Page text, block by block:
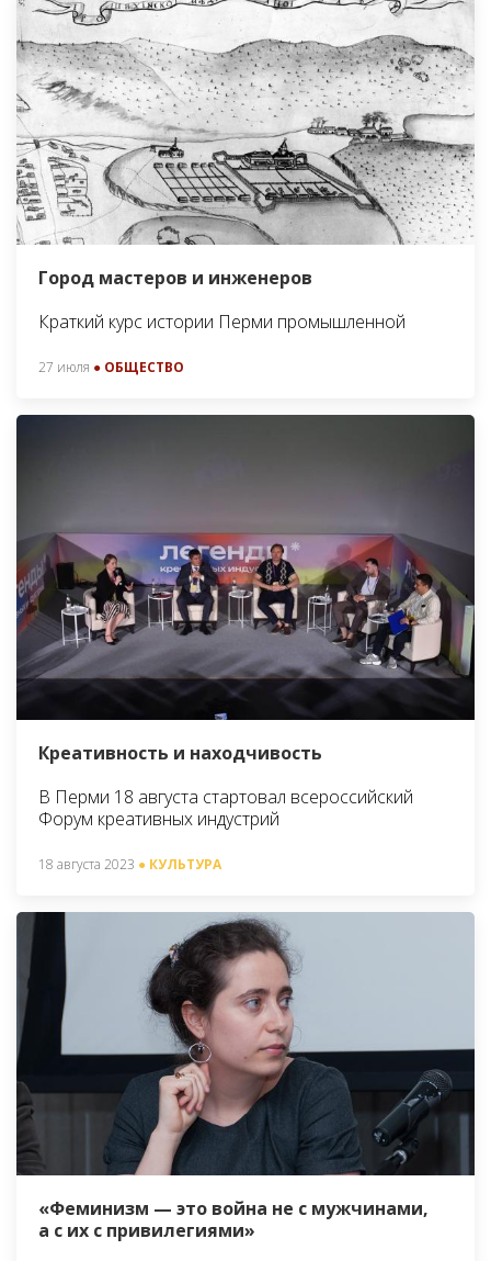
Город мастеров и инженеров
Краткий курс истории Перми промышленной
27 июля ● ОБЩЕСТВО
Креативность и находчивость
В Перми 18 августа стартовал всероссийский
Форум креативных индустрий
18 августа 2023 ● КУЛЬТУРА
«Феминизм — это война не с мужчинами,
а с их с привилегиями»